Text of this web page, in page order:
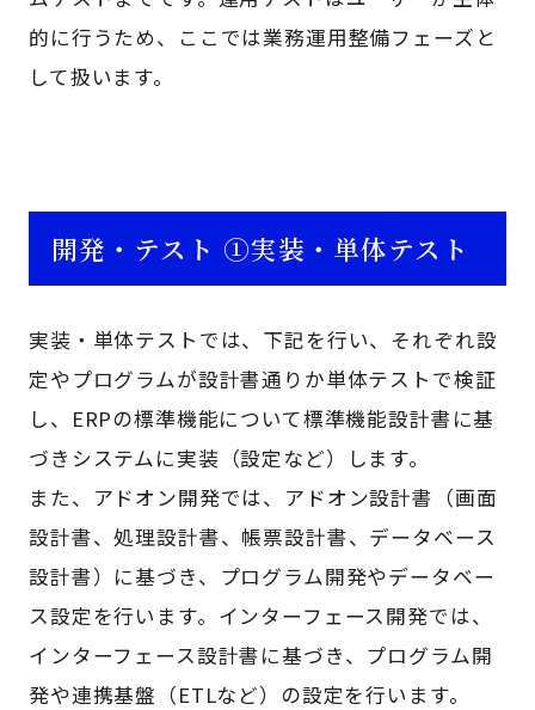
的に行うため、ここでは業務運用整備フェーズと
して扱います。
開発・テスト ①実装・単体テスト
実装・単体テストでは、下記を行い、それぞれ設
定やプログラムが設計書通りか単体テストで検証
し、ERPの標準機能について標準機能設計書に基
づきシステムに実装（設定など）します。
また、アドオン開発では、アドオン設計書（画面
設計書、処理設計書、帳票設計書、データベース
設計書）に基づき、プログラム開発やデータベー
ス設定を行います。インターフェース開発では、
インターフェース設計書に基づき、プログラム開
発や連携基盤（ETLなど）の設定を行います。